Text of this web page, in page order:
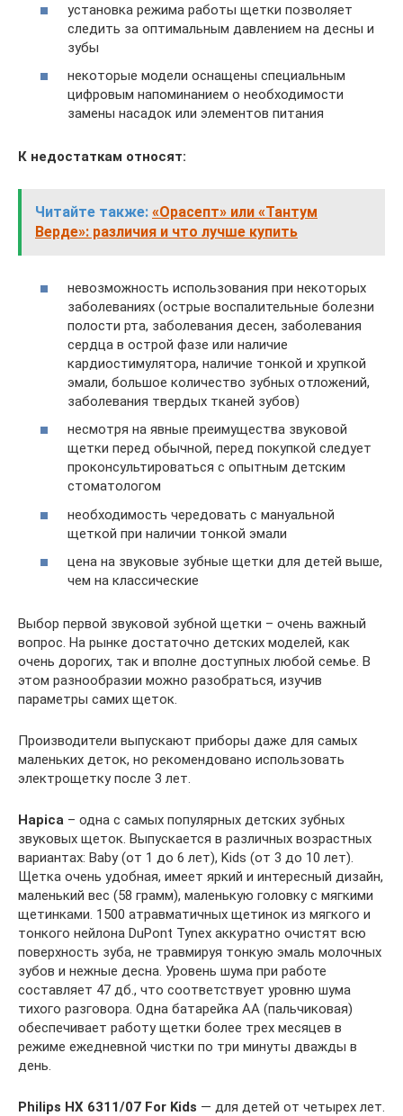
установка режима работы щетки позволяет
следить за оптимальным давлением на десны и
зубы
некоторые модели оснащены специальным
цифровым напоминанием о необходимости
замены насадок или элементов питания
К недостаткам относят:
Читайте также: «Орасепт» или «Тантум
Верде»: различия и что лучше купить
невозможность использования при некоторых
заболеваниях (острые воспалительные болезни
полости рта, заболевания десен, заболевания
сердца в острой фазе или наличие
кардиостимулятора, наличие тонкой и хрупкой
эмали, большое количество зубных отложений,
заболевания твердых тканей зубов)
несмотря на явные преимущества звуковой
щетки перед обычной, перед покупкой следует
проконсультироваться с опытным детским
стоматологом
необходимость чередовать с мануальной
щеткой при наличии тонкой эмали
цена на звуковые зубные щетки для детей выше,
чем на классические
Выбор первой звуковой зубной щетки – очень важный
вопрос. На рынке достаточно детских моделей, как
очень дорогих, так и вполне доступных любой семье. В
этом разнообразии можно разобраться, изучив
параметры самих щеток.
Производители выпускают приборы даже для самых
маленьких деток, но рекомендовано использовать
электрощетку после 3 лет.
Hapica – одна с самых популярных детских зубных
звуковых щеток. Выпускается в различных возрастных
вариантах: Baby (от 1 до 6 лет), Kids (от 3 до 10 лет).
Щетка очень удобная, имеет яркий и интересный дизайн,
маленький вес (58 грамм), маленькую головку с мягкими
щетинками. 1500 атравматичных щетинок из мягкого и
тонкого нейлона DuPont Tynex аккуратно очистят всю
поверхность зуба, не травмируя тонкую эмаль молочных
зубов и нежные десна. Уровень шума при работе
составляет 47 дб., что соответствует уровню шума
тихого разговора. Одна батарейка AA (пальчиковая)
обеспечивает работу щетки более трех месяцев в
режиме ежедневной чистки по три минуты дважды в
день.
Philips HX 6311/07 For Kids — для детей от четырех лет.